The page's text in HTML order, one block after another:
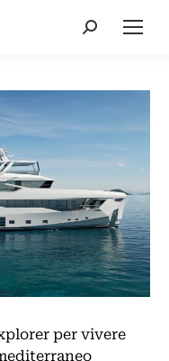
Cerca:
per vivere